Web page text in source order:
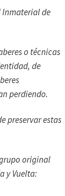
Inmaterial de
o técnicas
de
perdiendo.
preservar estas
original
y Vuelta: